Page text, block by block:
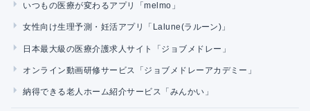
いつもの医療が変わるアプリ「melmo」
女性向け生理予測・妊活アプリ「Lalune(ラルーン)」
日本最大級の医療介護求人サイト「ジョブメドレー」
オンライン動画研修サービス「ジョブメドレーアカデミー」
納得できる老人ホーム紹介サービス「みんかい」